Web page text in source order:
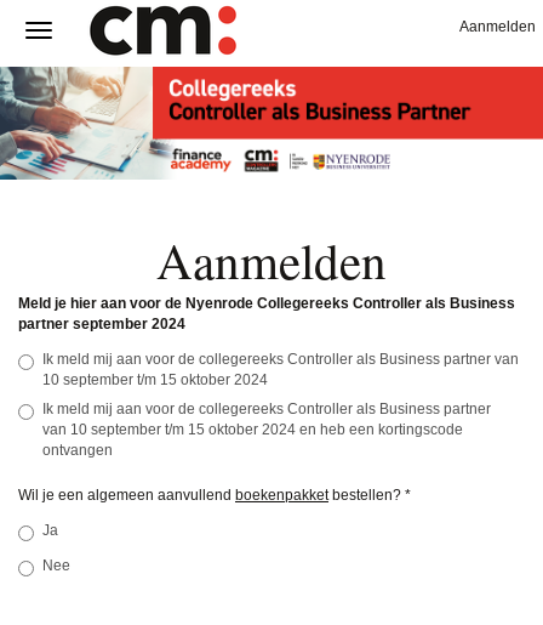
Aanmelden
Aanmelden
Meld je hier aan voor de Nyenrode Collegereeks Controller als Business
partner september 2024
Ik meld mij aan voor de collegereeks Controller als Business partner van
10 september t/m 15 oktober 2024
Ik meld mij aan voor de collegereeks Controller als Business partner
van 10 september t/m 15 oktober 2024 en heb een kortingscode
ontvangen
Wil je een algemeen aanvullend boekenpakketbestellen? *
Ja
Nee